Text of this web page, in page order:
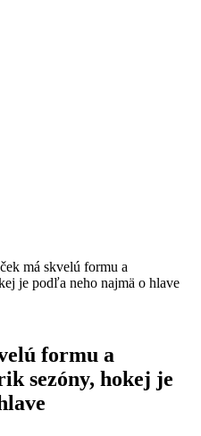
má skvelú formu a
je podľa neho najmä o hlave
formu a
sezóny, hokej je